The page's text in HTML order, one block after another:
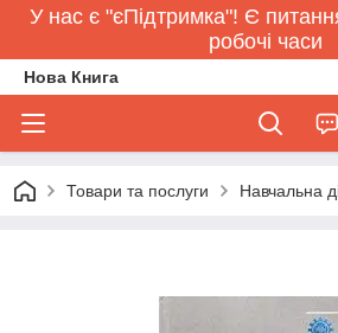
У нас є "єПідтримка"! Є
робочі часи
Нова Книга
Товари та послуги Навчальна